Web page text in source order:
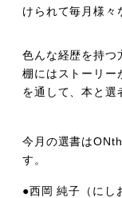
けられて毎月様々
色んな経歴を持つ
棚にはストーリー
を通して、本と選
今月の選書は
す。
●西岡 純子（にし